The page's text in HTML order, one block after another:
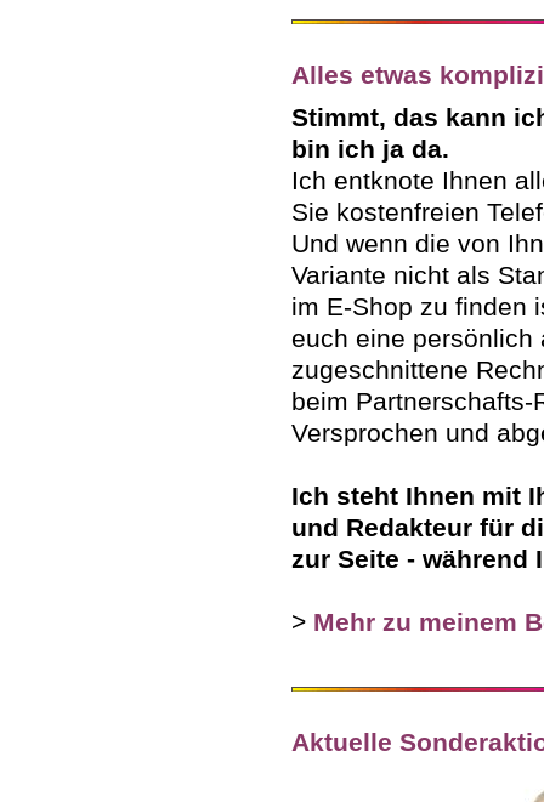
Alles etwas
Stimmt, das kann
bin ich ja da.
Ich entknote Ihnen
Sie kostenfreien
Und wenn die von
Variante nicht als
im E-Shop zu finden
euch eine persönlich
zugeschnittene
beim Partnerschafts-
Versprochen und
Ich steht Ihnen mit
und Redakteur für
zur Seite - während
> Mehr zu meinem
Aktuelle